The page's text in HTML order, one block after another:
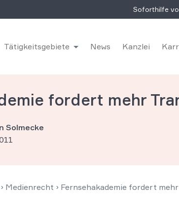
Soforthilfe
Tätigkeitsgebiete News Kanzlei
fordert mehr
Solmecke
› Medienrecht › Fernsehakademie fordert